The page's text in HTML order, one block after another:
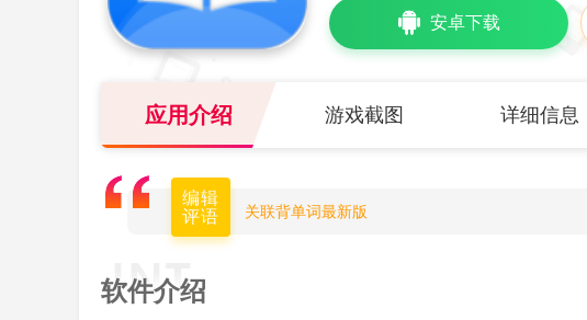
安卓下载
应用介绍 游戏截图 详细信息
编辑
评语
关联背单词最新版
软件介绍